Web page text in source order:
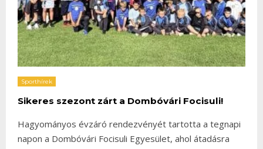
Sporthírek
Sikeres szezont zárt a Dombóvári Focisuli!
Hagyományos évzáró rendezvényét tartotta a tegnapi
napon a Dombóvári Focisuli Egyesület, ahol átadásra